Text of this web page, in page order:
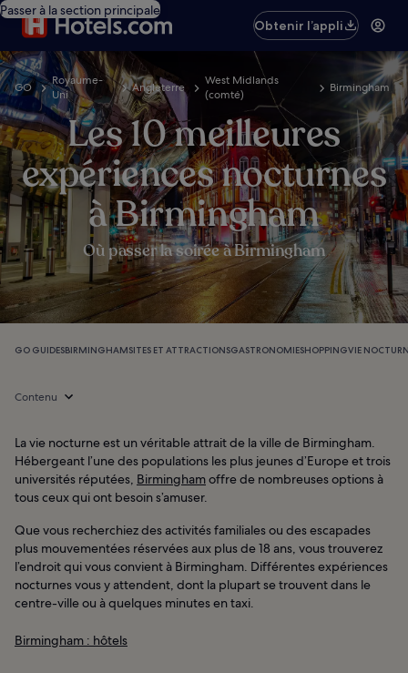
Passer à la section principale
Obtenir l’appli
GO
Royaume-
Uni
Angleterre
West Midlands
(comté)
Birmingham
Les 10 meilleures
expériences nocturnes
à Birmingham
Où passer la soirée à Birmingham
GO GUIDESBIRMINGHAMSITES ET ATTRACTIONSGASTRONOMIESHOPPINGVIE
Contenu
La vie nocturne est un véritable attrait de la ville de Birmingham.
Hébergeant l’une des populations les plus jeunes d’Europe et trois
universités réputées, Birminghamoffre de nombreuses options à
tous ceux qui ont besoin s’amuser.
Que vous recherchiez des activités familiales ou des escapades
plus mouvementées réservées aux plus de 18 ans, vous trouverez
l’endroit qui vous convient à Birmingham. Différentes expériences
nocturnes vous y attendent, dont la plupart se trouvent dans le
centre-ville ou à quelques minutes en taxi.
Birmingham : hôtels